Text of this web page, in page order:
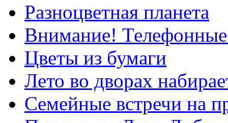
Разноцветная планета
Внимание!
Цветы из бумаги
Лето во дворах
Семейные встречи на